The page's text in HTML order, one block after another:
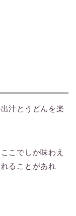
汁とうどんを楽
こでしか味わえ
ることがあれ